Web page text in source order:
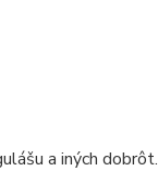
a iných dobrôt.